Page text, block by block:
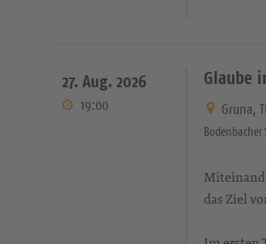
27. Aug. 2026
19:00
Glaube
Gruna,
Bodenbacher
das Ziel